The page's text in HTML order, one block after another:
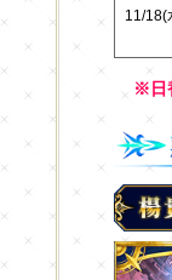
11/18(
※日